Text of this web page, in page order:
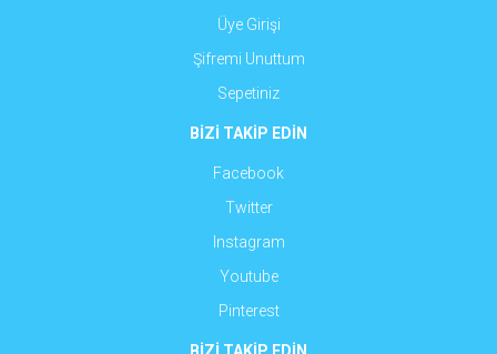
Üye Girişi
Şifremi Unuttum
Sepetiniz
BİZİ TAKİP EDİN
Facebook
Twitter
Instagram
Youtube
Pinterest